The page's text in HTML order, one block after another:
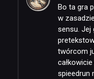
Bo ta gra
w
sensu. Jej
twórcom
spieedrun